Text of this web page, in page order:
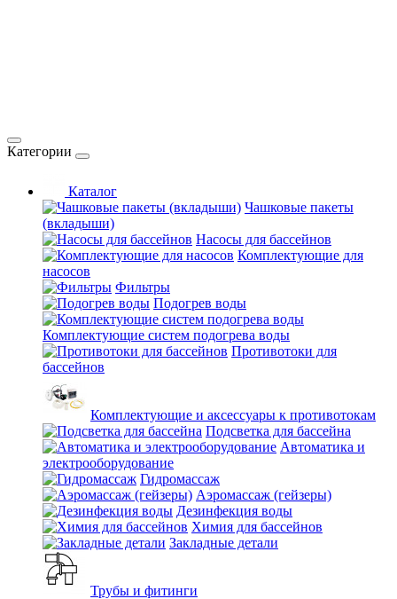
Категории
Каталог
Чашковые пакеты
(вкладыши)
Насосы для бассейнов
Комплектующие для
насосов
Фильтры
Подогрев воды
Комплектующие систем подогрева воды
Противотоки для
бассейнов
Комплектующие и аксессуары к противотокам
Подсветка для бассейна
Автоматика и
электрооборудование
Гидромассаж
Аэромассаж (гейзеры)
Дезинфекция воды
Химия для бассейнов
Закладные детали
Трубы и фитинги